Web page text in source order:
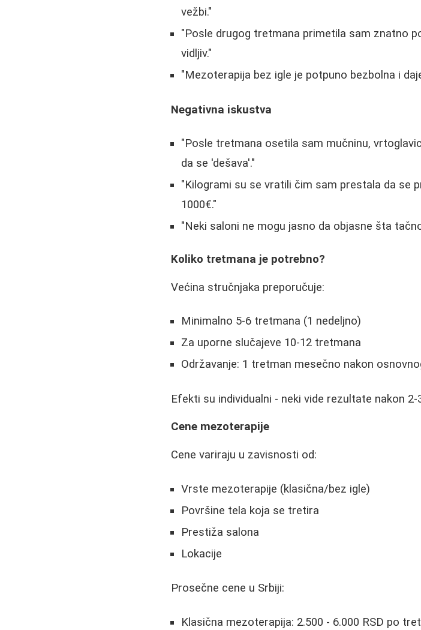
vežbi."
"Posle drugog tretmana primetila sam znatno
vidljiv."
"Mezoterapija bez igle je potpuno bezbolna i
Negativna iskustva
"Posle tretmana osetila sam mučninu,
da se 'dešava'."
"Kilogrami su se vratili čim sam prestala da se
1000€."
"Neki saloni ne mogu jasno da objasne šta
Koliko tretmana je potrebno?
Većina stručnjaka preporučuje:
Minimalno 5-6 tretmana (1 nedeljno)
Za uporne slučajeve 10-12 tretmana
Održavanje: 1 tretman mesečno nakon
Efekti su individualni - neki vide rezultate nakon
Cene mezoterapije
Cene variraju u zavisnosti od:
Vrste mezoterapije (klasična/bez igle)
Površine tela koja se tretira
Prestiža salona
Lokacije
Prosečne cene u Srbiji:
Klasična mezoterapija: 2.500 - 6.000 RSD po